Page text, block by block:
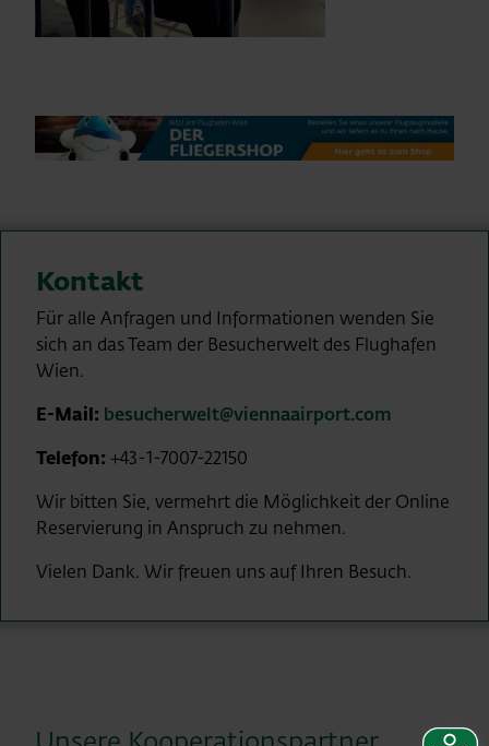
Kontakt
Für alle Anfragen und Informationen wenden Sie
sich an das Team der Besucherwelt des Flughafen
Wien.
E-Mail: besucherwelt@viennaairport.com
Telefon: +43-1-7007-22150
Wir bitten Sie, vermehrt die Möglichkeit der Online
Reservierung in Anspruch zu nehmen.
Vielen Dank. Wir freuen uns auf Ihren Besuch.